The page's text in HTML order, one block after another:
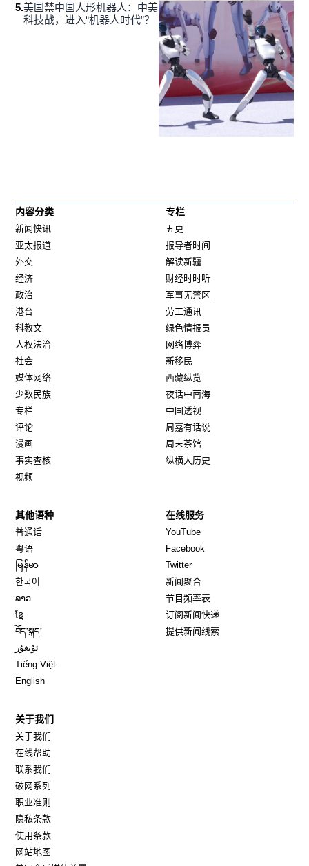
5.美国禁中国人形机器人：中美
科技战，进入“机器人时代”？
内容分类
新闻快讯
亚太报道
外交
经济
政治
港台
科教文
人权法治
社会
媒体网络
少数民族
专栏
评论
漫画
事实查核
视频
专栏
五更
报导者时间
解读新疆
财经时时听
军事无禁区
劳工通讯
绿色情报员
网络博弈
新移民
西藏纵览
夜话中南海
中国透视
周嘉有话说
周末茶馆
纵横大历史
其他语种
普通话
粤语
မြန်မာ
한국어
ລາວ
ខ្មែ
བོད་སྐད།
ئۇيغۇر
Tiếng Việt
English
在线服务
YouTube
Facebook
TwitterOpens in new window
新闻聚合
节目频率表
订阅新闻快递
提供新闻线索
关于我们
关于我们
在线帮助
联系我们
破网系列
职业准则
隐私条款
使用条款
网站地图